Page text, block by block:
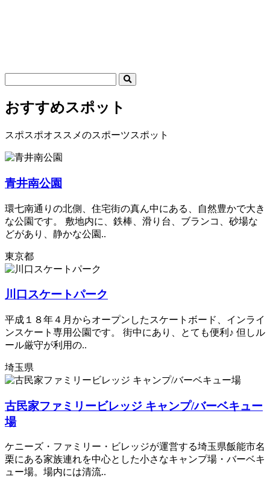
おすすめスポット
スポスポオススメのスポーツスポット
青井南公園
環七南通りの北側、住宅街の真ん中にある、自然豊かで大き
な公園です。 敷地内に、鉄棒、滑り台、ブランコ、砂場な
どがあり、静かな公園..
東京都
川口スケートパーク
平成１８年４月からオープンしたスケートボード、インライ
ンスケート専用公園です。 街中にあり、とても便利♪ 但しル
ール厳守が利用の..
埼玉県
古民家ファミリービレッジ キャンプ/バーベキュー
場
ケニーズ・ファミリー・ビレッジが運営する埼玉県飯能市名
栗にある家族連れを中心とした小さなキャンプ場・バーベキ
ュー場。場内には清流..